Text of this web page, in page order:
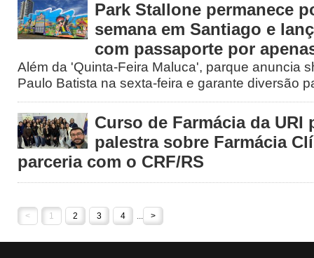
Park Stallone permanece
semana em Santiago e
com passaporte por
Além da 'Quinta-Feira Maluca', parque anuncia
Paulo Batista na sexta-feira e garante diversão
Curso de Farmácia da URI
palestra sobre Farmácia
parceria com o CRF/RS
< 1 2 3 4 ... >